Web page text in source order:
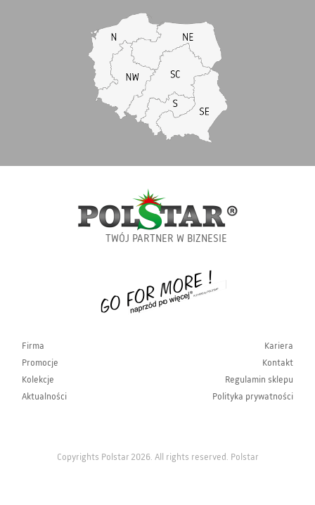
TWÓJ PARTNER W BIZNESIE
Firma
Promocje
Kolekcje
Aktualności
Kariera
Kontakt
Regulamin sklepu
Polityka prywatności
Copyrights Polstar 2026. All rights reserved. Polstar